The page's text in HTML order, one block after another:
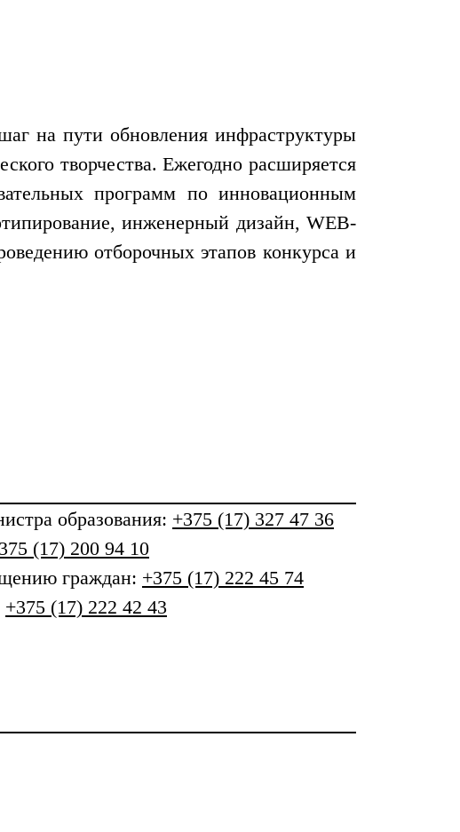
на пути обновления инфраструктуры
творчества. Ежегодно расширяется
программ по инновационным
инженерный дизайн, WEB-
отборочных этапов конкурса и
образования: +375 (17) 327 47 36
(17) 200 94 10
граждан: +375 (17) 222 45 74
+375 (17) 222 42 43